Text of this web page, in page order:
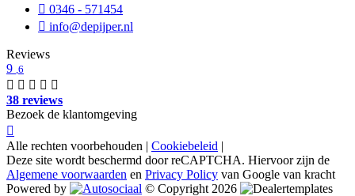
0346 - 571454
info@depijper.nl
Reviews
9 ,6
38 reviews
Bezoek de klantomgeving
Alle rechten voorbehouden | Cookiebeleid |
Deze site wordt beschermd door reCAPTCHA. Hiervoor zijn de
Algemene voorwaarden en Privacy Policy van Google van kracht
Powered by
© Copyright 2026